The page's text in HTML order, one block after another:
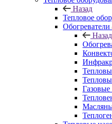
Назад
Тепловое
Обогреватели
Назад
Газовые